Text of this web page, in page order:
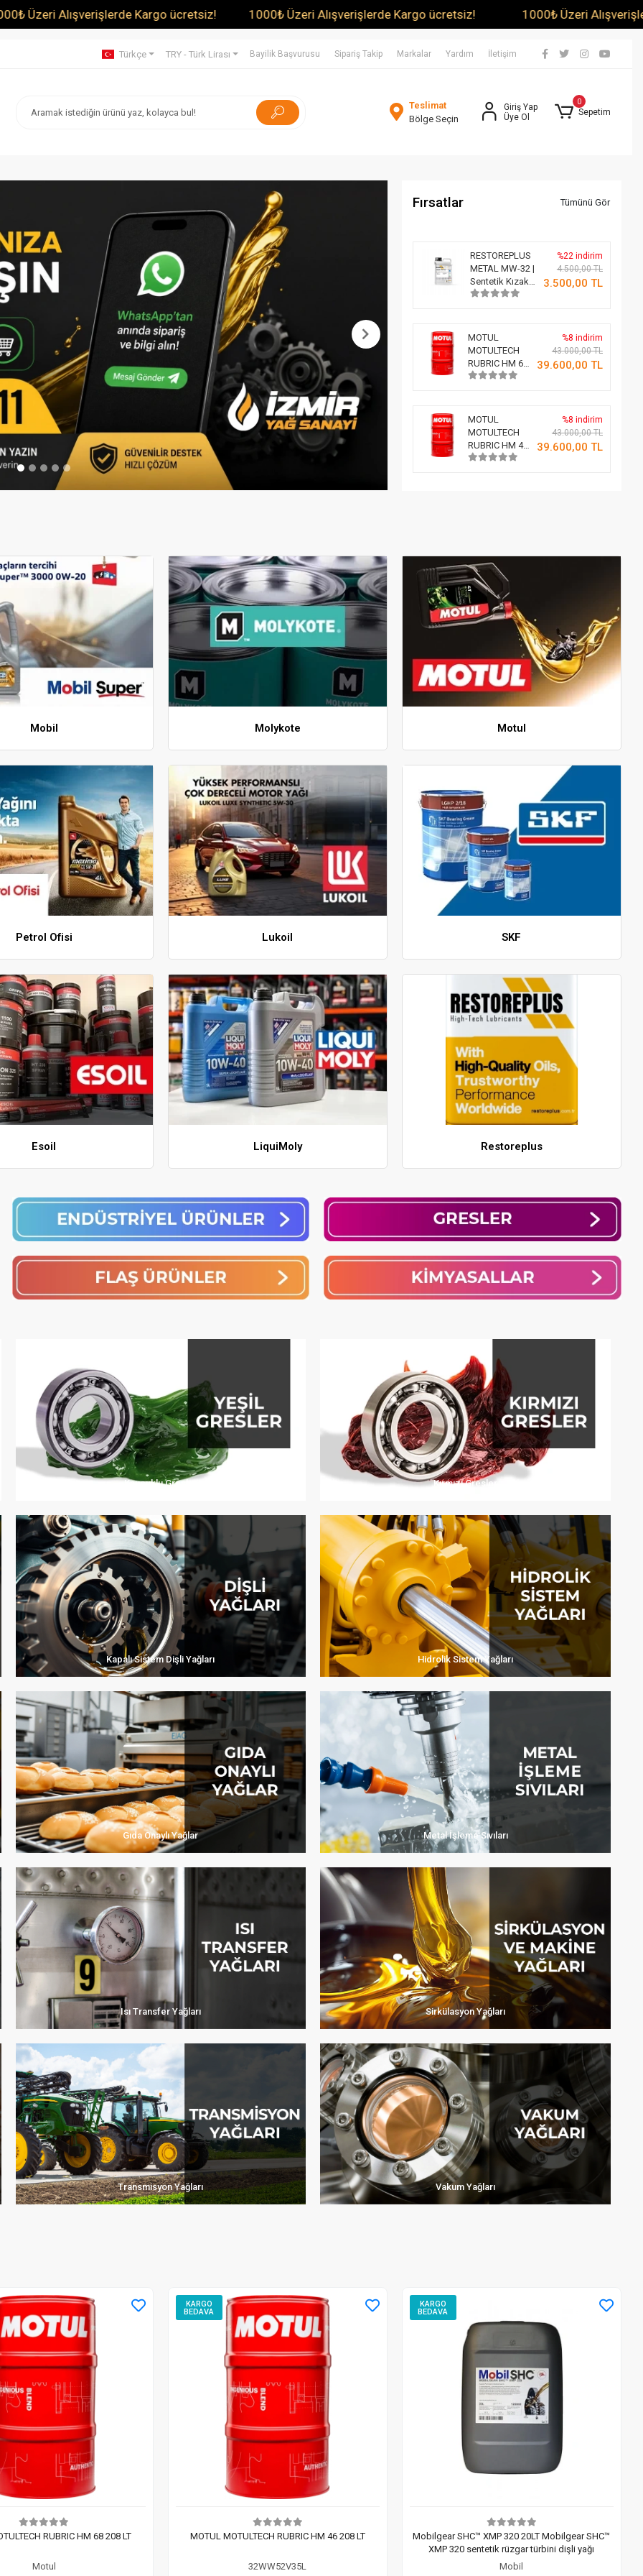
Kargo ücretsiz! 1000₺ Üzeri Alışverişlerde Kargo ücretsiz! 1000₺ Üzeri Alışverişlerde Kargo
Türkçe TRY - Türk Lirası Bayilik Başvurusu Sipariş Takip Markalar Yardım İletişim
Teslimat
Bölge Seçin
Giriş Yap
Üye Ol
0
Sepetim
Fırsatlar Tümünü Gör
RESTOREPLUS
METAL MW-32 |
Sentetik Kızak
Yağlayıcı (5 Lt)
%22 indirim
4.500,00 TL
3.500,00 TL
MOTUL
MOTULTECH
RUBRIC HM 68
208 LT
%8 indirim
43.000,00 TL
39.600,00 TL
MOTUL
MOTULTECH
RUBRIC HM 46
208 LT
%8 indirim
43.000,00 TL
39.600,00 TL
Mobil Molykote Motul
Petrol Ofisi Lukoil SKF
Esoil LiquiMoly Restoreplus
Kauçuklu Gresler Kırmızı Gresler
Kapalı Sistem Dişli Yağları Hidrolik Sistem Yağları
Gıda Onaylı Yağlar Metal İşleme Sıvıları
Isı Transfer Yağları Sirkülasyon Yağları
Transmisyon Yağları Vakum Yağları
RUBRIC HM 68 208 LT
Motul
KARGO
BEDAVA
MOTUL MOTULTECH RUBRIC HM 46 208 LT
32WW52V35L
KARGO
BEDAVA
Mobilgear SHC™ XMP 320 20LT Mobilgear SHC™
XMP 320 sentetik rüzgar türbini dişli yağı
Mobil